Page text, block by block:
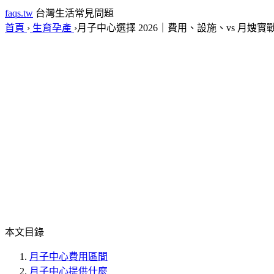
faqs.tw 台灣生活常見問題
首頁 › 生育孕產 ›月子中心選擇 2026｜費用、設施、vs 月嫂實
本文目錄
月子中心費用區間
月子中心提供什麼